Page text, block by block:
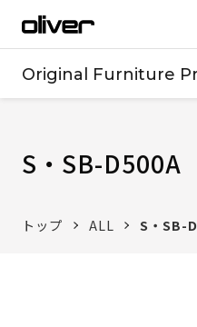
Original Furniture
S・SB-D500A
トップ ALL S・SB-